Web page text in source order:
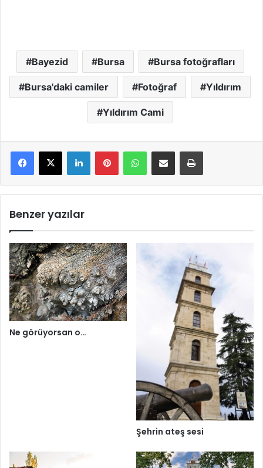
Bayezid Bursa Bursa fotoğrafları
Bursa'daki camiler Fotoğraf Yıldırım
Yıldırım Cami
Benzer yazılar
Ne görüyorsan o…
Şehrin ateş sesi